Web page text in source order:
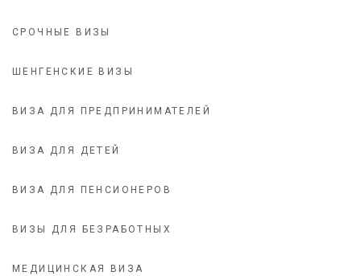
СРОЧНЫЕ ВИЗЫ
ШЕНГЕНСКИЕ ВИЗЫ
ВИЗА ДЛЯ ПРЕДПРИНИМАТЕЛЕЙ
ВИЗА ДЛЯ ДЕТЕЙ
ВИЗА ДЛЯ ПЕНСИОНЕРОВ
ВИЗЫ ДЛЯ БЕЗРАБОТНЫХ
МЕДИЦИНСКАЯ ВИЗА